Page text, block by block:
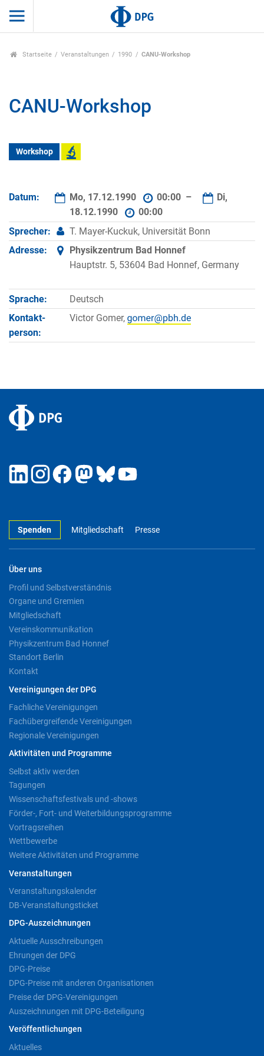
Startseite Veranstaltungen 1990 CANU-Workshop
CANU-Workshop
Workshop
Datum: Mo, 17.12.1990 00:00 –
Di,
18.12.1990
00:00
Sprecher:
T. Mayer-Kuckuk, Universität Bonn
Adresse:
Physikzentrum Bad Honnef
Hauptstr. 5, 53604 Bad Honnef, Germany
Sprache:
Deutsch
Kontakt­
person:
Victor Gomer,
Spenden Mitgliedschaft Presse
Über uns
Profil und Selbstverständnis
Organe und Gremien
Mitgliedschaft
Vereinskommunikation
Physikzentrum Bad Honnef
Standort Berlin
Kontakt
Vereinigungen der DPG
Fachliche Vereinigungen
Fachübergreifende Vereinigungen
Regionale Vereinigungen
Aktivitäten und Programme
Selbst aktiv werden
Tagungen
Wissenschaftsfestivals und -shows
Förder-, Fort- und Weiterbildungsprogramme
Vortragsreihen
Wettbewerbe
Weitere Aktivitäten und Programme
Veranstaltungen
Veranstaltungskalender
DB-Veranstaltungsticket
DPG-Auszeichnungen
Aktuelle Ausschreibungen
Ehrungen der DPG
DPG-Preise
DPG-Preise mit anderen Organisationen
Preise der DPG-Vereinigungen
Auszeichnungen mit DPG-Beteiligung
Veröffentlichungen
Aktuelles